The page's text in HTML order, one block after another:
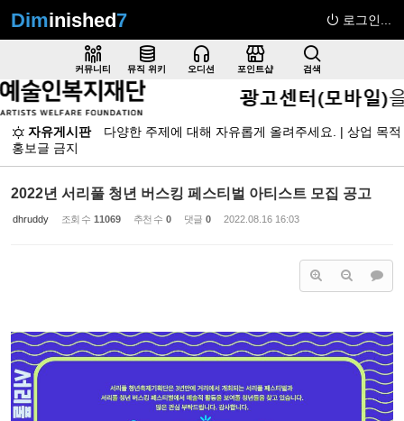
Diminished7 로그인...
커뮤니티 뮤직 위키 오디션 포인트샵 검색
자유게시판
다양한 주제에 대해 자유롭게 올려주세요. | 상업 목적
홍보글 금지
2022년 서리풀 청년 버스킹 페스티벌 아티스트 모집 공고
dhruddy 조회 수 11069 추천 수 0 댓글 0 2022.08.16 16:03
Sketchbook5, 스케치북5
Sketchbook5, 스케치북5